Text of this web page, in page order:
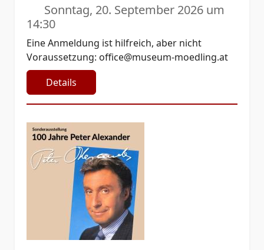
Sonntag, 20. September 2026 um
14:30
Eine Anmeldung ist hilfreich, aber nicht
Voraussetzung: office@museum-moedling.at
Details